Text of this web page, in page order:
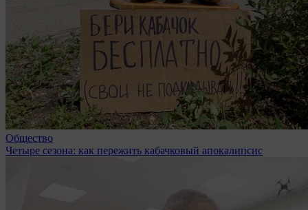
Общество
Четыре сезона: как пережить кабачковый апокалипсис